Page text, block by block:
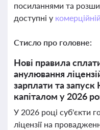
посиланнями та
доступні у
Стисло про головне:
Нові правила
анулювання
зарплати та
капіталом у 2026
У 2026 році суб'єкти
ліцензії на